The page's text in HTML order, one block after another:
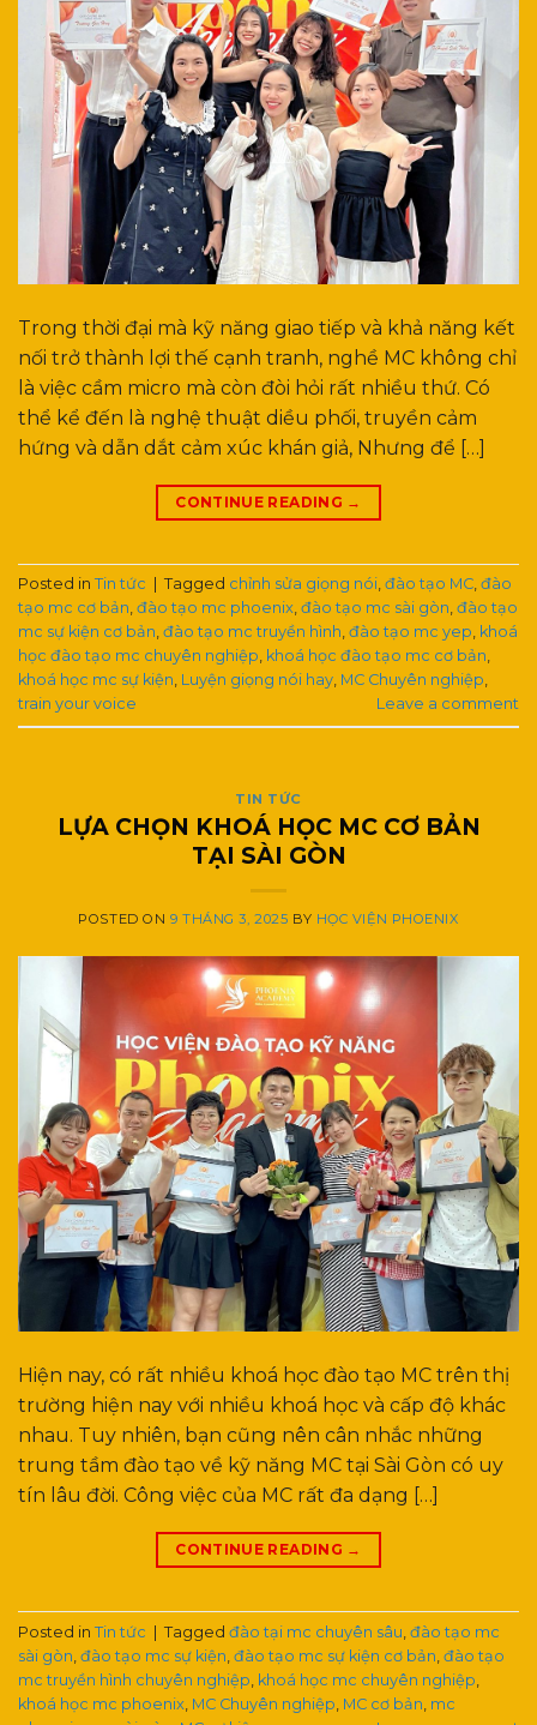
Trong thời đại mà kỹ năng giao tiếp và khả năng kết
nối trở thành lợi thế cạnh tranh, nghề MC không chỉ
là việc cầm micro mà còn đòi hỏi rất nhiều thứ. Có
thể kể đến là nghệ thuật diều phối, truyền cảm
hứng và dẫn dắt cảm xúc khán giả, Nhưng để […]
CONTINUE READING →
Posted in Tin tức Tagged chỉnh sửa giọng nói đào tạo MC đào
tạo mc cơ bản đào tạo mc phoenix đào tạo mc sài gòn đào tạo
mc sự kiện cơ bản đào tạo mc truyền hình đào tạo mc yep khoá
học đào tạo mc chuyên nghiệp khoá học đào tạo mc cơ bản
khoá học mc sự kiện Luyện giọng nói hay MC Chuyên nghiệp
train your voice
Leave a comment
TIN TỨC
LỰA CHỌN KHOÁ HỌC MC CƠ BẢN
TẠI SÀI GÒN
POSTED ON 9 THÁNG 3, 2025 BY HỌC VIỆN PHOENIX
Hiện nay, có rất nhiều khoá học đào tạo MC trên thị
trường hiện nay với nhiều khoá học và cấp độ khác
nhau. Tuy nhiên, bạn cũng nên cân nhắc những
trung tầm đào tạo về kỹ năng MC tại Sài Gòn có uy
tín lâu đời. Công việc của MC rất đa dạng […]
CONTINUE READING →
Posted in Tin tức | Tagged đào tại mc chuyên sâu đào tạo mc
sài gòn đào tạo mc sự kiện đào tạo mc sự kiện cơ bản đào tạo
mc truyền hình chuyên nghiệp khoá học mc chuyên nghiệp
khoá học mc phoenix MC Chuyên nghiệp MC cơ bản mc